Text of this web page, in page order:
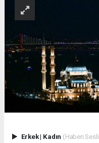
Erkek| Kadın (Haberi